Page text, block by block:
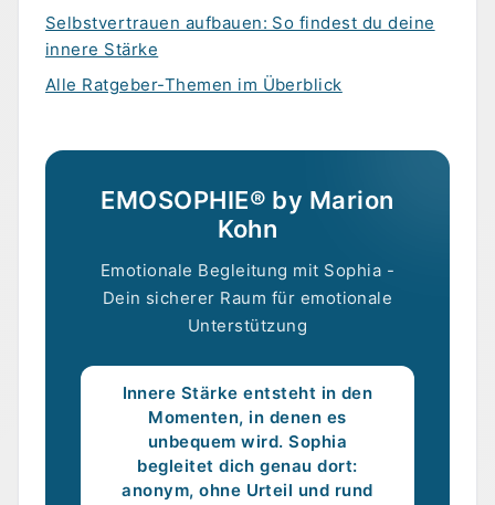
Selbstvertrauen aufbauen: So findest du deine
innere Stärke
Alle Ratgeber-Themen im Überblick
EMOSOPHIE® by Marion
Kohn
Emotionale Begleitung mit Sophia -
Dein sicherer Raum für emotionale
Unterstützung
Innere Stärke entsteht in den
Momenten, in denen es
unbequem wird. Sophia
begleitet dich genau dort:
anonym, ohne Urteil und rund